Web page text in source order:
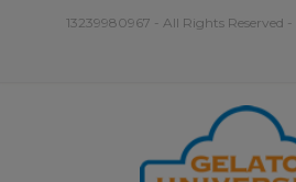
13239980967 - All Rights Reserved -